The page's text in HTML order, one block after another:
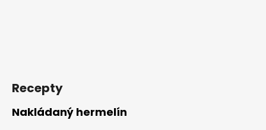
Recepty
Nakládaný hermelín